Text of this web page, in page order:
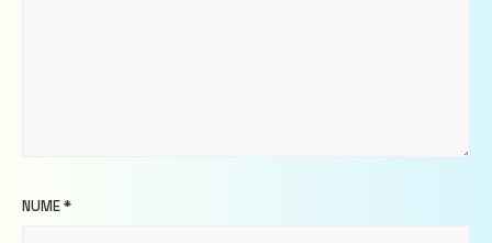
NUME*